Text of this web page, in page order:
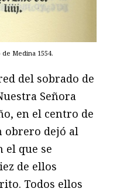
Medina 1554.
del sobrado de
Señora
en el centro de
obrero dejó al
el que se
de ellos
Todos ellos